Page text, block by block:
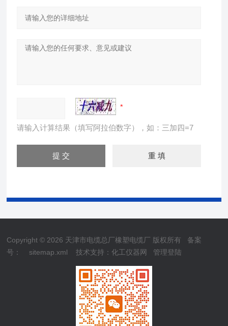
请输入计算结果（填写阿拉伯数字），如：三加四=7
Copyright © 2026 天津市电缆总厂橡塑电缆厂 版权所有 备案
号：
sitemap.xml 技术支持：化工仪器网 管理登陆